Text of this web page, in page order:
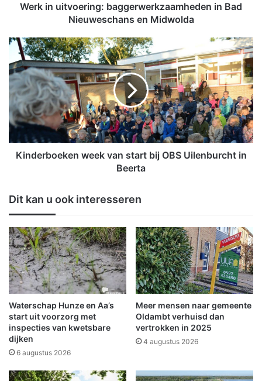
r
n
g
:
a
g
g
r
k
z
a
a
m
h
e
d
e
n
i
n
a
Werk in uitvoering: baggerwerkzaamheden in Bad
Nieuweschans en Midwolda
K
n
d
e
r
b
o
e
e
e
k
v
a
n
s
t
a
r
t
b
i
O
Kinderboeken week van start bij OBS Uilenburcht in
Beerta
Dit kan u ook interesseren
Waterschap Hunze en Aa’s
start uit voorzorg met
inspecties van kwetsbare
dijken
6 augustus 2026
Meer mensen naar gemeente
Oldambt verhuisd dan
vertrokken in 2025
4 augustus 2026